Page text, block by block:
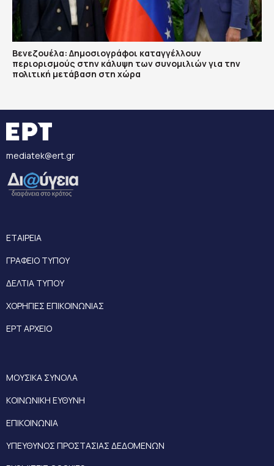
Βενεζουέλα: Δημοσιογράφοι καταγγέλλουν
περιορισμούς στην κάλυψη των συνομιλιών για την
πολιτική μετάβαση στη χώρα
mediatek@ert.gr
ΕΤΑΙΡΕΙΑ
ΓΡΑΦΕΙΟ ΤΥΠΟΥ
ΔΕΛΤΙΑ ΤΥΠΟΥ
ΧΟΡΗΓΙΕΣ ΕΠΙΚΟΙΝΩΝΙΑΣ
ΕΡΤ ΑΡΧΕΙΟ
ΜΟΥΣΙΚΑ ΣΥΝΟΛΑ
ΚΟΙΝΩΝΙΚΗ ΕΥΘΥΝΗ
ΕΠΙΚΟΙΝΩΝΙΑ
ΥΠΕΥΘΥΝΟΣ ΠΡΟΣΤΑΣΙΑΣ ΔΕΔΟΜΕΝΩΝ